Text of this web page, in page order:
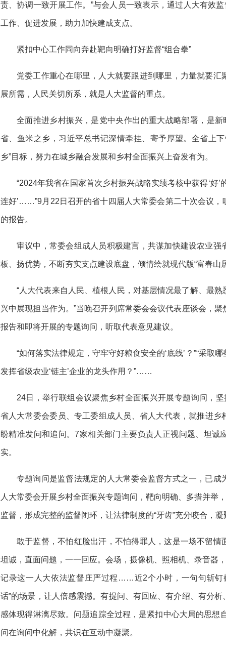
责、协调一致开展工作。”与会人员一致表示，通过人大有效
工作、促进发展，助力加快建成支点。
紧扣中心工作同向奔赴靶向明确打好监督“组合拳”
党委工作重心在哪里，人大就要跟进到哪里，力量就要
展所需，人民关切所系，就是人大监督的重点。
全面推进乡村振兴，是党中央作出的重大战略部署，是新
省、鱼米之乡，习近平总书记深情牵挂、寄予厚望。全省上
乡”目标，努力在城乡融合发展和乡村全面振兴上奋发有为。
“2024年我省在国家首次乡村振兴战略实绩考核中获得‘好
连好’……”9月22日召开的省十四届人大常委会第二十次会议
的报告。
审议中，常委会组成人员积极建言，共谋加快建设农业
板、扬优势，不断夯实支点建设底盘，倾情绘就现代版“富春山
“人大代表来自人民、植根人民，对基层情况最了解、最
兴中展现担当作为。”当晚召开列席常委会会议代表座谈会，
报告和即将开展的专题询问，听取代表意见建议。
“如何落实法律规定，守牢守好粮食安全的‘底线’？”“采取
发挥省级农业‘链主’企业的龙头作用？”……
24日，举行联组会议聚焦乡村全面振兴开展专题询问，
省人大常委会委员、专工委组成人员、省人大代表，就推进
盼精准发问和追问。7家相关部门主要负责人正视问题、坦诚
实。
专题询问是监督法规定的人大常委会监督方式之一，已
人大常委会开展乡村全面振兴专题询问，靶向明确、多措并举
监督，形成完整的监督闭环，让法律制度的“牙齿”充分咬合，
敢于监督，不怕红脸出汗，不怕得罪人，这是一场不留
坦诚，直面问题，一一回应。会场，摄像机、照相机、录音器
记录这一人大依法监督庄严过程……近2个小时，一句句斩钉
话”的场景，让人倍感震撼。有提问、有回应、有介绍、有分
感体现得淋漓尽致。问题追踪全过程，是紧扣中心大局的思想
问在询问中化解，共识在互动中凝聚。